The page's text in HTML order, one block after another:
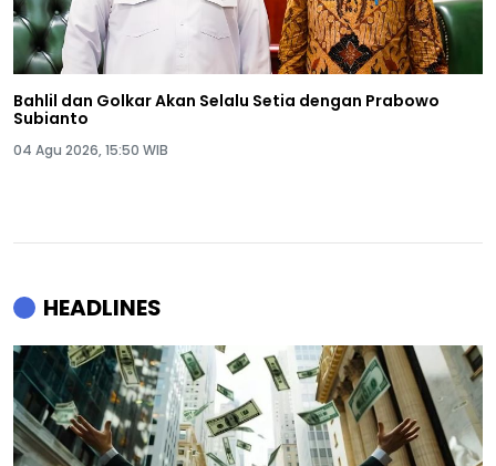
Bahlil dan Golkar Akan Selalu Setia dengan Prabowo
Subianto
04 Agu 2026, 15:50 WIB
HEADLINES